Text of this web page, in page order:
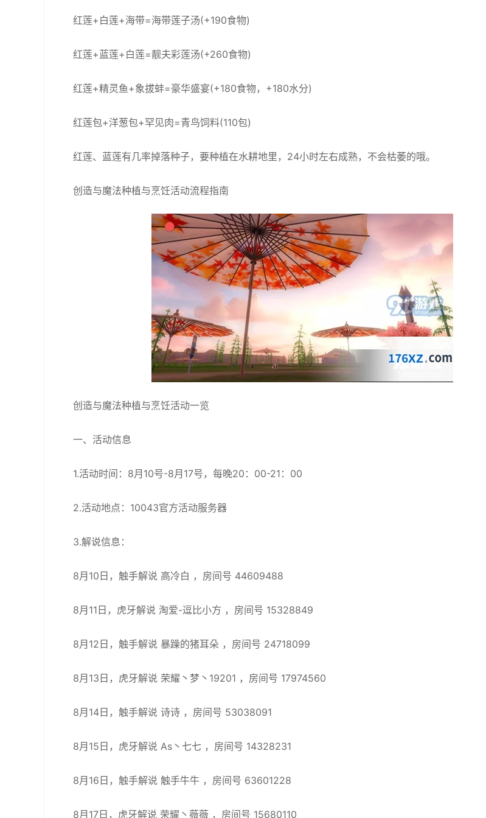
红莲+白莲+海带=海带莲子汤(+190食物)
红莲+蓝莲+白莲=靓夫彩莲汤(+260食物)
红莲+精灵鱼+象拔蚌=豪华盛宴(+180食物，+180水分)
红莲包+洋葱包+罕见肉=青鸟饲料(110包)
红莲、蓝莲有几率掉落种子，要种植在水耕地里，24小时左右成熟，不会枯萎的哦。
创造与魔法种植与烹饪活动流程指南
创造与魔法种植与烹饪活动一览
一、活动信息
1.活动时间：8月10号-8月17号，每晚20：00-21：00
2.活动地点：10043官方活动服务器
3.解说信息：
8月10日，触手解说 高冷白 ，房间号 44609488
8月11日，虎牙解说 淘爱-逗比小方 ，房间号 15328849
8月12日，触手解说 暴躁的猪耳朵 ，房间号 24718099
8月13日，虎牙解说 荣耀丶梦丶19201 ，房间号 17974560
8月14日，触手解说 诗诗 ，房间号 53038091
8月15日，虎牙解说 As丶七七 ，房间号 14328231
8月16日，触手解说 触手牛牛 ，房间号 63601228
8月17日，虎牙解说 荣耀丶薇薇 ，房间号 15680110